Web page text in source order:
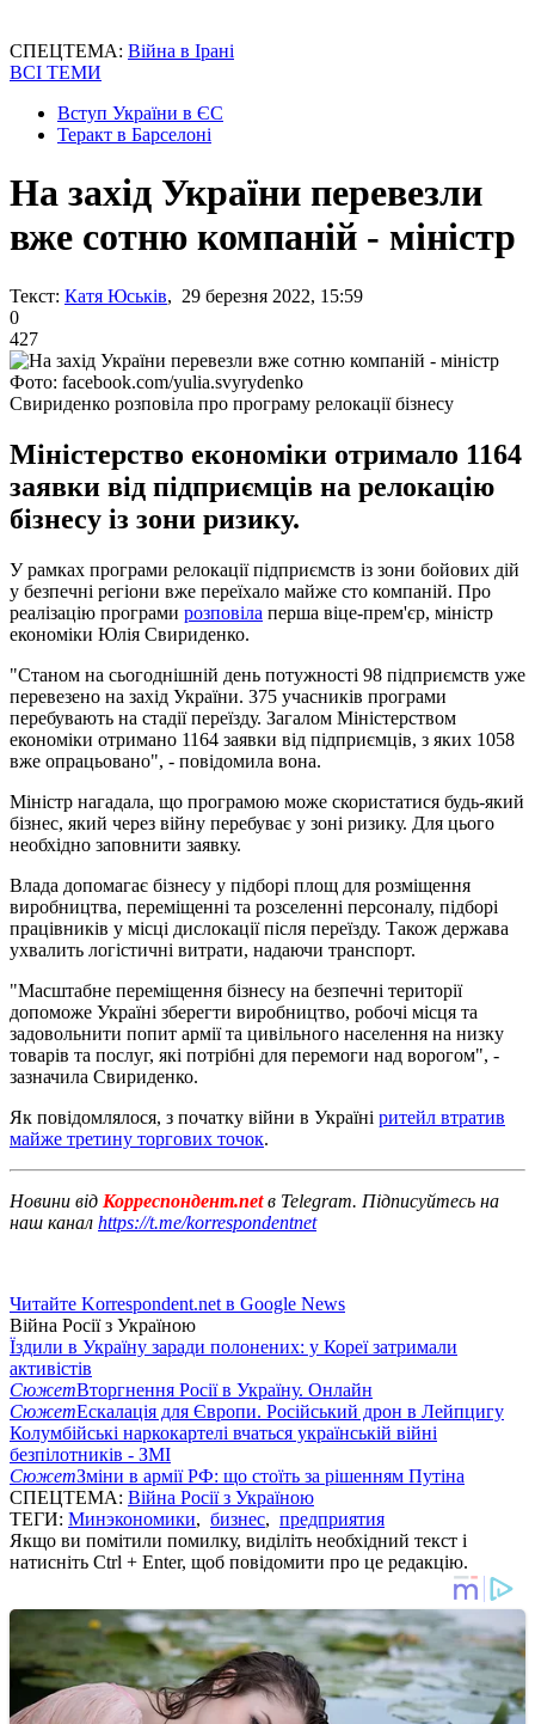
СПЕЦТЕМА: Війна в Ірані
ВСІ ТЕМИ
Вступ України в ЄС
Теракт в Барселоні
На захід України перевезли
вже сотню компаній - міністр
Текст: Катя Юськів, 29 березня 2022, 15:59
0
427
Фото: facebook.com/yulia.svyrydenko
Свириденко розповіла про програму релокації бізнесу
Міністерство економіки отримало 1164
заявки від підприємців на релокацію
бізнесу із зони ризику.
У рамках програми релокації підприємств із зони бойових дій
у безпечні регіони вже переїхало майже сто компаній. Про
реалізацію програми розповіла перша віце-прем'єр, міністр
економіки Юлія Свириденко.
"Станом на сьогоднішній день потужності 98 підприємств уже
перевезено на захід України. 375 учасників програми
перебувають на стадії переїзду. Загалом Міністерством
економіки отримано 1164 заявки від підприємців, з яких 1058
вже опрацьовано", - повідомила вона.
Міністр нагадала, що програмою може скористатися будь-який
бізнес, який через війну перебуває у зоні ризику. Для цього
необхідно заповнити заявку.
Влада допомагає бізнесу у підборі площ для розміщення
виробництва, переміщенні та розселенні персоналу, підборі
працівників у місці дислокації після переїзду. Також держава
ухвалить логістичні витрати, надаючи транспорт.
"Масштабне переміщення бізнесу на безпечні території
допоможе Україні зберегти виробництво, робочі місця та
задовольнити попит армії та цивільного населення на низку
товарів та послуг, які потрібні для перемоги над ворогом", -
зазначила Свириденко.
Як повідомлялося, з початку війни в Україні ритейл втратив
майже третину торгових точок.
Новини від Корреспондент.netв Telegram. Підписуйтесь на
наш канал https://t.me/korrespondentnet
Читайте Korrespondent.net в Google News
Війна Росії з Україною
Їздили в Україну заради полонених: у Кореї затримали
активістів
СюжетВторгнення Росії в Україну. Онлайн
СюжетЕскалація для Європи. Російський дрон в Лейпцигу
Колумбійські наркокартелі вчаться українській війні
безпілотників - ЗМІ
СюжетЗміни в армії РФ: що стоїть за рішенням Путіна
СПЕЦТЕМА: Війна Росії з Україною
ТЕГИ: Минэкономики, бизнес, предприятия
Якщо ви помітили помилку, виділіть необхідний текст і
натисніть Ctrl + Enter, щоб повідомити про це редакцію.